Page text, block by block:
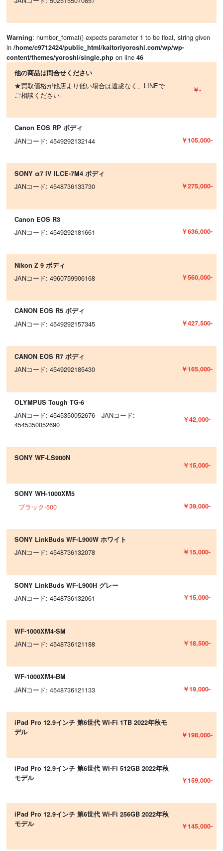
Warning: number_format() expects parameter 1 to be float, string given
in /home/c9712424/public_html/kaitoriyoroshi.com/wp/wp-
content/themes/yoroshi/single.phpon line 46
他の商品は問合せください
★買取価格が他店より低い場合は遠慮なく、LINEで
ご相談ください
￥-
Canon EOS RP ボディ
JANコード: 4549292132144 ￥105,000-
SONY α7 IV ILCE-7M4 ボディ
JANコード: 4548736133730 ￥275,000-
Canon EOS R3
JANコード: 4549292181661 ￥636,000-
Nikon Z 9 ボディ
JANコード: 4960759906168 ￥560,000-
CANON EOS R5 ボディ
JANコード: 4549292157345 ￥427,500-
CANON EOS R7 ボディ
JANコード: 4549292185430 ￥165,000-
OLYMPUS Tough TG-6
JANコード: 4545350052676 JANコード:
4545350052690
￥42,000-
SONY WF-LS900N
￥15,000-
SONY WH-1000XM5
ブラック-500 ￥39,000-
SONY LinkBuds WF-L900W ホワイト
JANコード: 4548736132078 ￥15,000-
SONY LinkBuds WF-L900H グレー
JANコード: 4548736132061 ￥15,000-
WF-1000XM4-SM
JANコード: 4548736121188 ￥18,500-
WF-1000XM4-BM
JANコード: 4548736121133 ￥19,000-
iPad Pro 12.9インチ 第6世代 Wi-Fi 1TB 2022年秋モ
デル
￥198,000-
iPad Pro 12.9インチ 第6世代 Wi-Fi 512GB 2022年秋
モデル
￥159,000-
iPad Pro 12.9インチ 第6世代 Wi-Fi 256GB 2022年秋
モデル
￥145,000-